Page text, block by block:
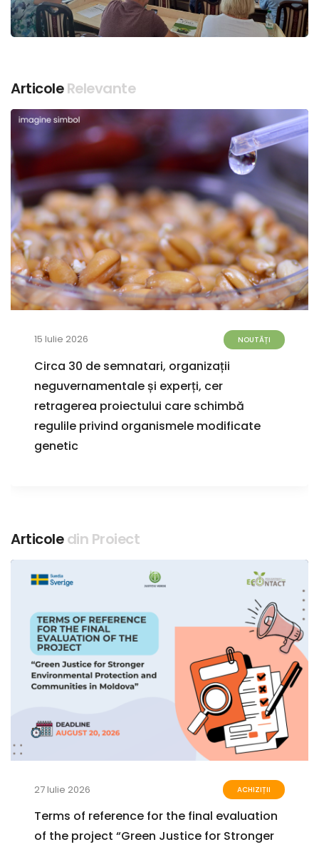
ArticoleRelevante
15 Iulie 2026 NOUTĂȚI
Circa 30 de semnatari, organizații
neguvernamentale și experți, cer
retragerea proiectului care schimbă
regulile privind organismele modificate
genetic
Articoledin Proiect
27 Iulie 2026 ACHIZIȚII
Terms of reference for the final evaluation
of the project “Green Justice for Stronger